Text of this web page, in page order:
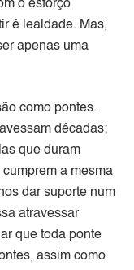
o esforço
é lealdade. Mas,
apenas uma
como pontes.
décadas;
que duram
a mesma
dar suporte num
atravessar
que toda ponte
assim como